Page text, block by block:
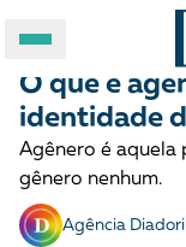
A BRASIL DE
ASSUNTOS
FORMATOS
Glossário
O que é
identidade
Agênero é aquela
gênero nenhum.
Agência